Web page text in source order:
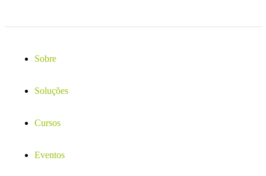
Sobre
Soluções
Cursos
Eventos